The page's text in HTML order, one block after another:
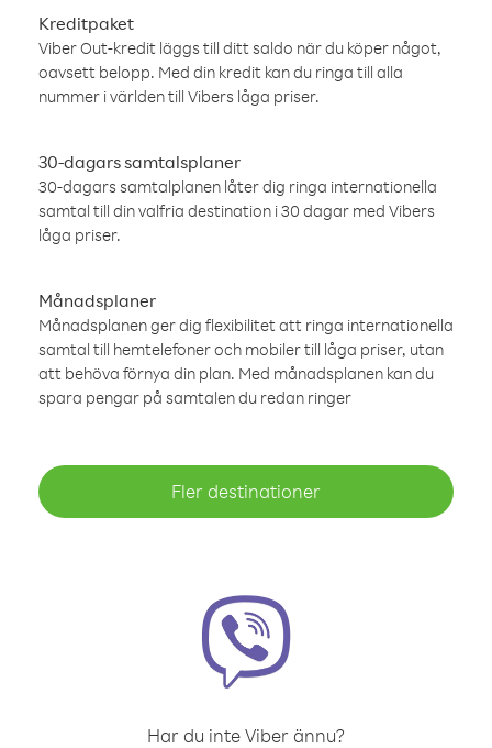
Kreditpaket
Viber Out-kredit läggs till ditt saldo när du köper något,
oavsett belopp. Med din kredit kan du ringa till alla
nummer i världen till Vibers låga priser.
30-dagars samtalsplaner
30-dagars samtalplanen låter dig ringa internationella
samtal till din valfria destination i 30 dagar med Vibers
låga priser.
Månadsplaner
Månadsplanen ger dig flexibilitet att ringa internationella
samtal till hemtelefoner och mobiler till låga priser, utan
att behöva förnya din plan. Med månadsplanen kan du
spara pengar på samtalen du redan ringer
Fler destinationer
Har du inte Viber ännu?